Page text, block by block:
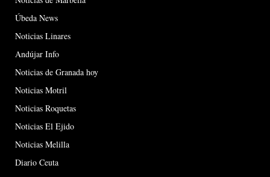
Úbeda News
Noticias Linares
Andújar Info
Noticias de Granada hoy
Noticias Motril
Noticias Roquetas
Noticias El Ejido
Noticias Melilla
Diario Ceuta